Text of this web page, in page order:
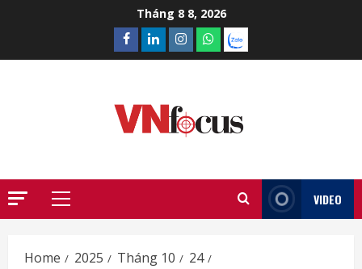
Tháng 8 8, 2026
Facebook
LinkedinInstagram
What’sapp
Zalo
Primary
VIDEO
Home 2025 Tháng 10
24